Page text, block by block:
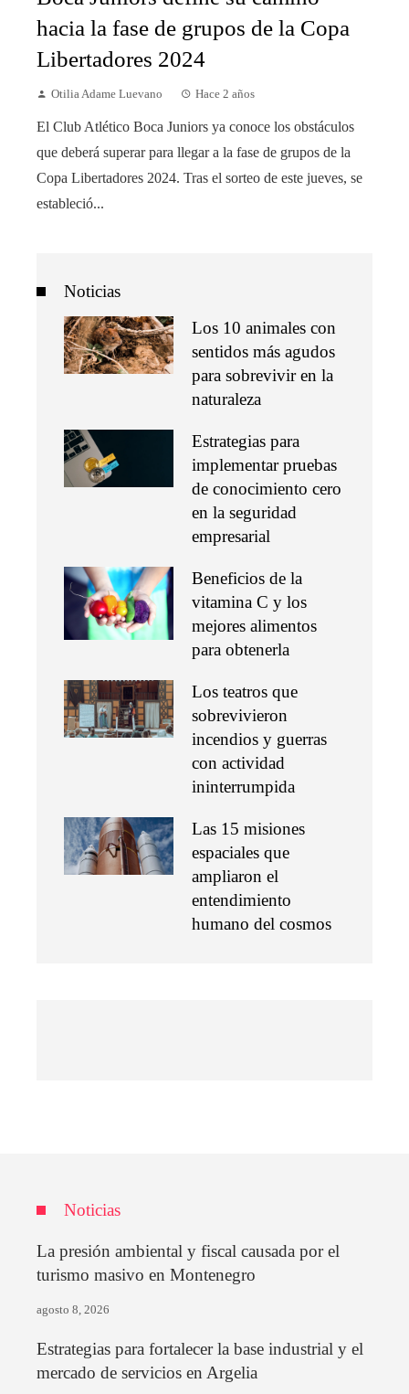
hacia la fase de grupos de la Copa
Libertadores 2024
Otilia Adame Luevano Hace 2 años
El Club Atlético Boca Juniors ya conoce los obstáculos
que deberá superar para llegar a la fase de grupos de la
Copa Libertadores 2024. Tras el sorteo de este jueves, se
estableció...
Noticias
Los 10 animales con
sentidos más agudos
para sobrevivir en la
naturaleza
Estrategias para
implementar pruebas
de conocimiento cero
en la seguridad
empresarial
Beneficios de la
vitamina C y los
mejores alimentos
para obtenerla
Los teatros que
sobrevivieron
incendios y guerras
con actividad
ininterrumpida
Las 15 misiones
espaciales que
ampliaron el
entendimiento
humano del cosmos
Noticias
La presión ambiental y fiscal causada por el
turismo masivo en Montenegro
agosto 8, 2026
Estrategias para fortalecer la base industrial y el
mercado de servicios en Argelia